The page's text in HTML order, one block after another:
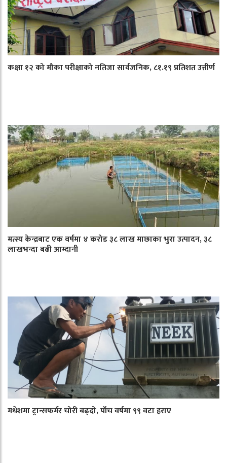
कक्षा १२ को मौका परीक्षाको नतिजा सार्वजनिक, ८१.१९ प्रतिशत उत्तीर्ण
मत्स्य केन्द्रबाट एक वर्षमा ४ करोड ३८ लाख माछाका भुरा उत्पादन, ३८
लाखभन्दा बढी आम्दानी
मधेशमा ट्रान्सफर्मर चोरी बढ्दो, पाँच वर्षमा ९९ वटा हराए